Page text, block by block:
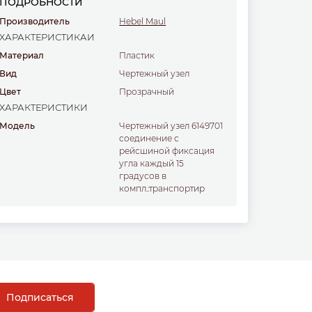
Производитель Hebel Maul
ХАРАКТЕРИСТИКАИ
Материал
пластик
Вид
Чертежный узел
Цвет
прозрачный
ХАРАКТЕРИСТИКИ
Модель
Чертежный узел 6149701
соединение с
рейсшиной фиксация
угла каждый 15
градусов в
компл.:транспортир